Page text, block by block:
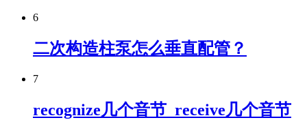
6
二次构造柱泵怎么垂直配管？
7
recognize几个音节_receive几个音节